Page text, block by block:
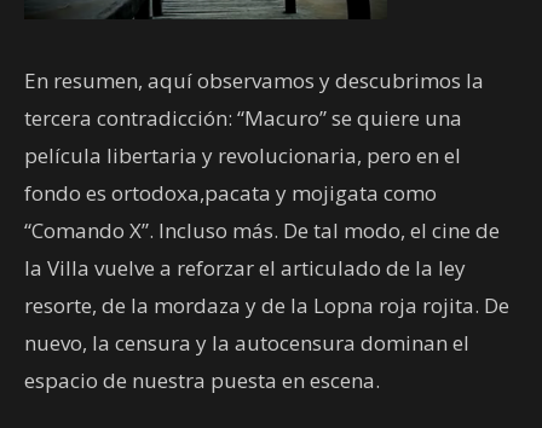
En resumen, aquí observamos y descubrimos la
tercera contradicción: “Macuro” se quiere una
película libertaria y revolucionaria, pero en el
fondo es ortodoxa,pacata y mojigata como
“Comando X”. Incluso más. De tal modo, el cine de
la Villa vuelve a reforzar el articulado de la ley
resorte, de la mordaza y de la Lopna roja rojita. De
nuevo, la censura y la autocensura dominan el
espacio de nuestra puesta en escena.